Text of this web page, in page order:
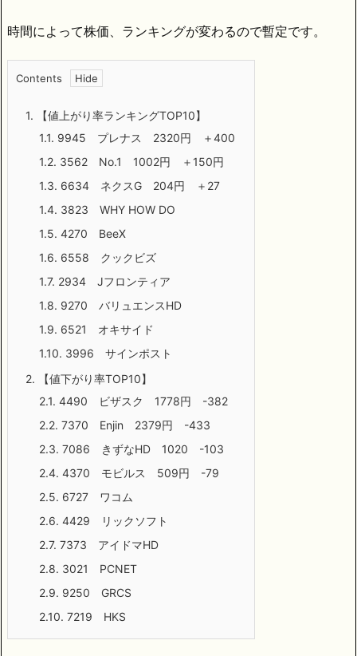
時間によって株価、ランキングが変わるので暫定です。
Contents
1. 【値上がり率ランキングTOP10】
1.1. 9945 プレナス 2320円 ＋400
1.2. 3562 No.1 1002円 ＋150円
1.3. 6634 ネクスG 204円 ＋27
1.4. 3823 WHY HOW DO
1.5. 4270 BeeX
1.6. 6558 クックビズ
1.7. 2934 Jフロンティア
1.8. 9270 バリュエンスHD
1.9. 6521 オキサイド
1.10. 3996 サインポスト
2. 【値下がり率TOP10】
2.1. 4490 ビザスク 1778円 -382
2.2. 7370 Enjin 2379円 -433
2.3. 7086 きずなHD 1020 -103
2.4. 4370 モビルス 509円 -79
2.5. 6727 ワコム
2.6. 4429 リックソフト
2.7. 7373 アイドマHD
2.8. 3021 PCNET
2.9. 9250 GRCS
2.10. 7219 HKS